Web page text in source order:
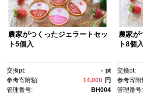
農家がつくったジェラートセッ
ト5個入
交換pt: - pt
参考寄附額:
14,000 円
管理番号:
BH004
農家が
ト8個入
交換pt:
参考寄附
管理番号: